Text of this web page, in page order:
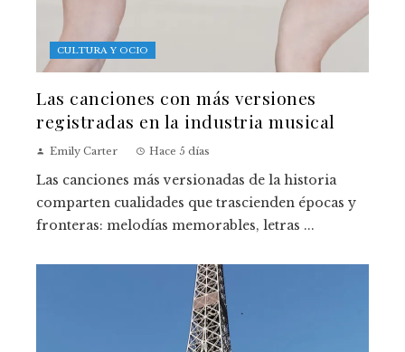
CULTURA Y OCIO
Las canciones con más versiones
registradas en la industria musical
Emily Carter Hace 5 días
Las canciones más versionadas de la historia
comparten cualidades que trascienden épocas y
fronteras: melodías memorables, letras ...